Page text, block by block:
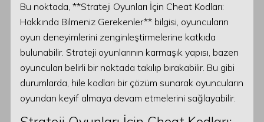
Bu noktada, **Strateji Oyunları İçin Cheat Kodları:
Hakkında Bilmeniz Gerekenler** bilgisi, oyuncuların
oyun deneyimlerini zenginleştirmelerine katkıda
bulunabilir. Strateji oyunlarının karmaşık yapısı, bazen
oyuncuları belirli bir noktada takılıp bırakabilir. Bu gibi
durumlarda, hile kodları bir çözüm sunarak oyuncuların
oyundan keyif almaya devam etmelerini sağlayabilir.